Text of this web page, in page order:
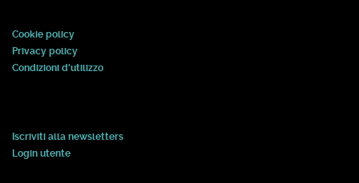
Cookie policy
Privacy policy
Condizioni d'utilizzo
Iscriviti alla newsletters
Login utente